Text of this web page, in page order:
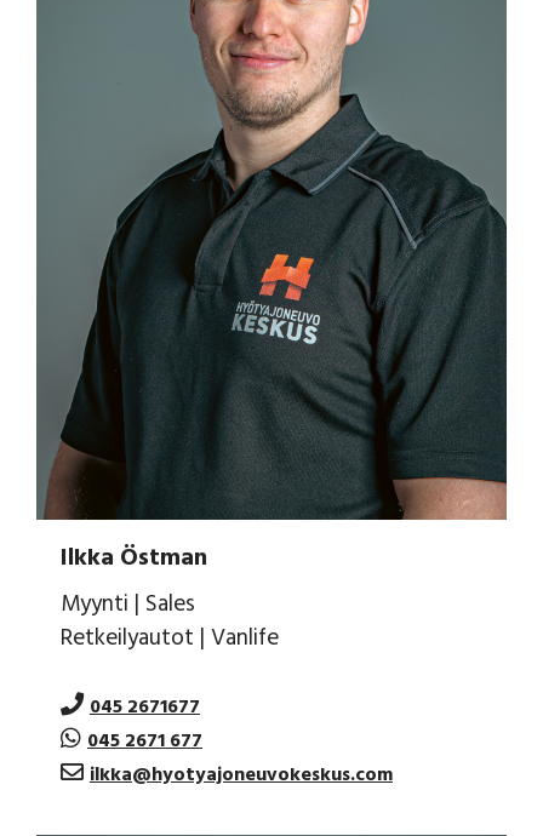
Ilkka Östman
Myynti | Sales
Retkeilyautot | Vanlife
045 2671677
045 2671 677
ilkka@hyotyajoneuvokeskus.com